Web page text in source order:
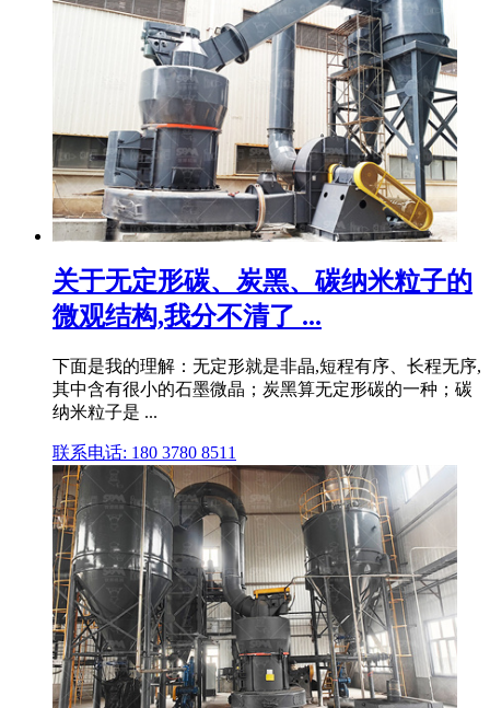
关于无定形碳、炭黑、碳纳米粒子的
微观结构,我分不清了 ...
下面是我的理解：无定形就是非晶,短程有序、长程无序,
其中含有很小的石墨微晶；炭黑算无定形碳的一种；碳
纳米粒子是 ...
联系电话: 180 3780 8511